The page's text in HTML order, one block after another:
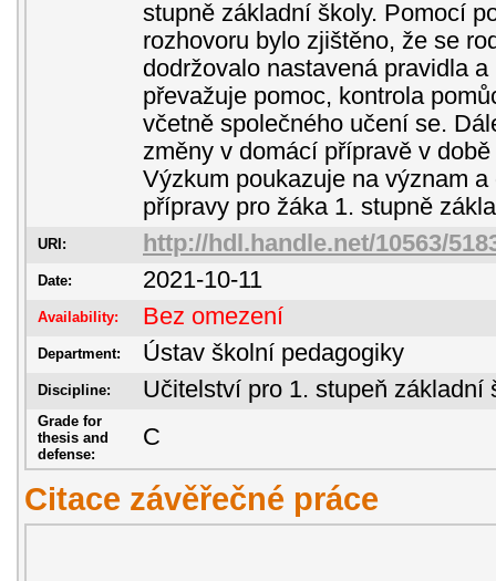
stupně základní školy. Pomocí
rozhovoru bylo zjištěno, že se
dodržovalo nastavená pravidla
převažuje pomoc, kontrola
včetně společného učení se.
změny v domácí přípravě v
Výzkum poukazuje na význam
přípravy pro žáka 1. stupně
URI: http://hdl.handle.net/10563/
Date: 2021-10-11
Availability: Bez omezení
Department: Ústav školní pedagogiky
Discipline: Učitelství pro 1. stupeň základní
Grade for
thesis and
defense:
C
Citace závěřečné práce